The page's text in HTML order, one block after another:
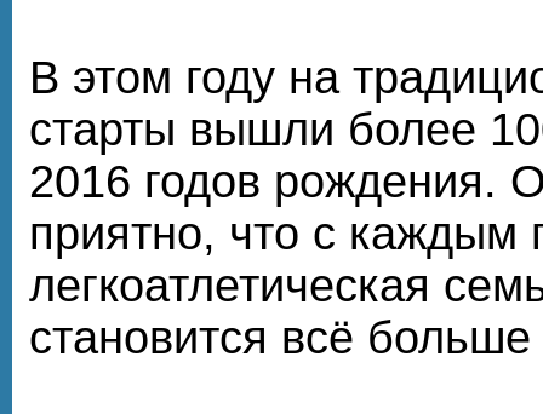
В этом году на
старты вышли более
2016 годов рождения.
приятно, что с каждым
легкоатлетическая
становится всё